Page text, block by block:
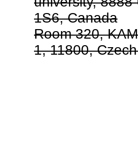
1S6, Canada
Room 320,
1, 11800,